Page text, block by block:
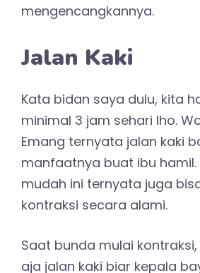
mengencangkannya.
Jalan Kaki
Kata bidan saya dulu, kita
minimal 3 jam sehari lho.
Emang ternyata jalan kaki
manfaatnya buat ibu
mudah ini ternyata juga
kontraksi secara alami.
Saat bunda mulai
aja jalan kaki biar kepala